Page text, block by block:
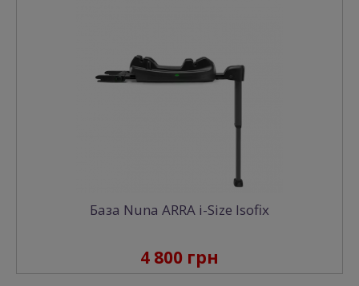
База Nuna ARRA i-Size Isofix
4 800 грн